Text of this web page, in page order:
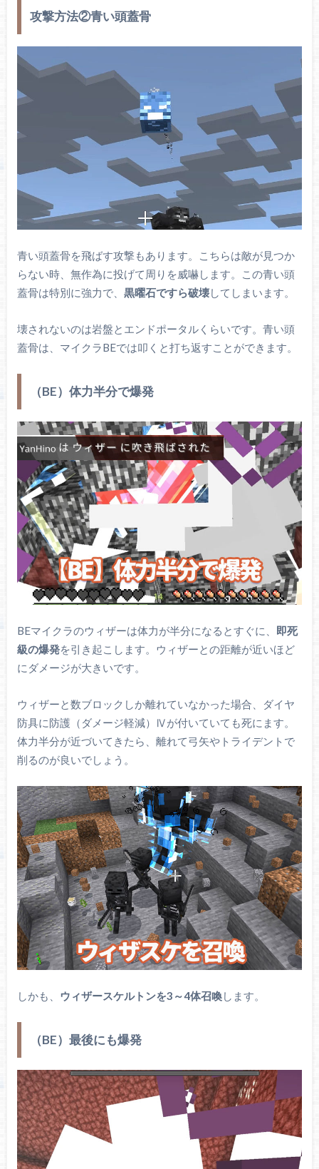
攻撃方法②青い頭蓋骨
青い頭蓋骨を飛ばす攻撃もあります。こちらは敵が見つか
らない時、無作為に投げて周りを威嚇します。この青い頭
蓋骨は特別に強力で、 黒曜石ですら破壊してしまいます。
壊されないのは岩盤とエンドポータルくらいです。青い頭
蓋骨は、マイクラBEでは叩くと打ち返すことができます。
（BE）体力半分で爆発
BEマイクラのウィザーは体力が半分になるとすぐに、 即死
級の爆発を引き起こします。ウィザーとの距離が近いほど
にダメージが大きいです。
ウィザーと数ブロックしか離れていなかった場合、ダイヤ
防具に防護（ダメージ軽減）Ⅳが付いていても死にます。
体力半分が近づいてきたら、離れて弓矢やトライデントで
削るのが良いでしょう。
しかも、 ウィザースケルトンを3～4体召喚します。
（BE）最後にも爆発